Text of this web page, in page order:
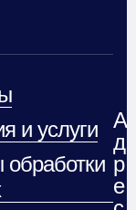
и услуги
А
д
р
е